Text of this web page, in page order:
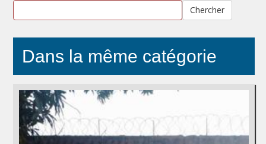
Chercher
Dans la même catégorie